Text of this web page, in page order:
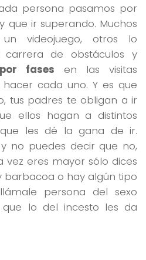
persona pasamos por
que ir superando. Muchos
videojuego, otros lo
de obstáculos y
por fases en las visitas
cada uno. Y es que
tus padres te obligan a ir
ellos hagan a distintos
les dé la gana de ir.
no puedes decir que no,
vez eres mayor sólo dices
barbacoa o hay algún tipo
persona del sexo
lo del incesto les da